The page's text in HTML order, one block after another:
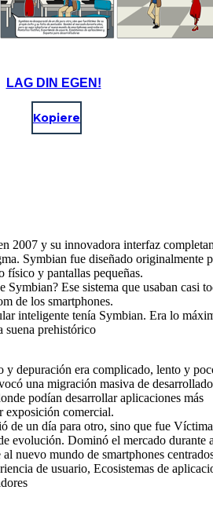
LAG DIN EGEN!
Kopiere
2007 y su innovadora interfaz
Symbian fue diseñado originalmente
físico y pantallas pequeñas.
Symbian? Ese sistema que usaban casi
de los smartphones.
inteligente tenía Symbian. Era lo
suena prehistórico
y depuración era complicado, lento y
una migración masiva de
podían desarrollar aplicaciones más
exposición comercial.
de un día para otro, sino que fue
evolución. Dominó el mercado durante
al nuevo mundo de smartphones
de usuario, Ecosistemas de